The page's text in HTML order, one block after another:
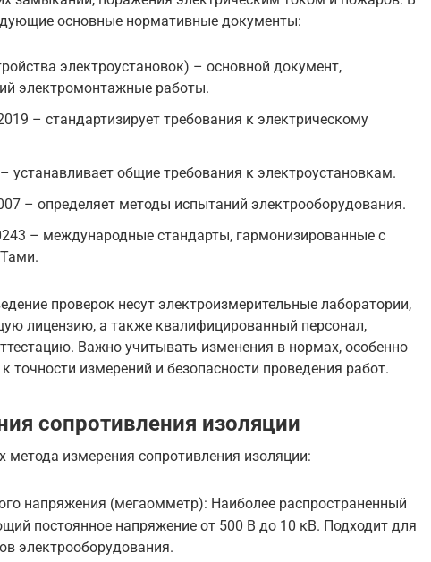
основные нормативные документы:
электроустановок) – основной документ,
электромонтажные работы.
– стандартизирует требования к электрическому
устанавливает общие требования к электроустановкам.
– определяет методы испытаний электрооборудования.
– международные стандарты, гармонизированные с
проверок несут электроизмерительные лаборатории,
лицензию, а также квалифицированный персонал,
Важно учитывать изменения в нормах, особенно
точности измерений и безопасности проведения работ.
сопротивления изоляции
метода измерения сопротивления изоляции:
напряжения (мегаомметр): Наиболее распространенный
постоянное напряжение от 500 В до 10 кВ. Подходит для
электрооборудования.